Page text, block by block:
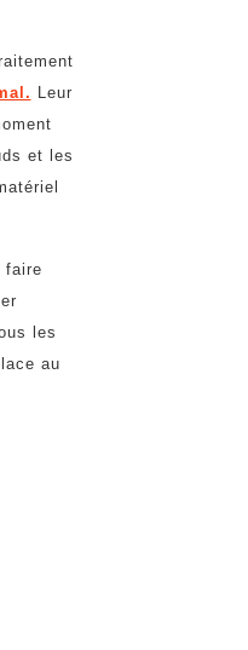
Leur
et les
faire
les
au